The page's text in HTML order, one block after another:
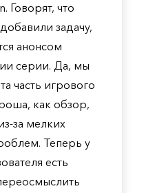
Говорят, что
задачу,
анонсом
серии. Да, мы
часть игрового
как обзор,
за мелких
Теперь у
есть